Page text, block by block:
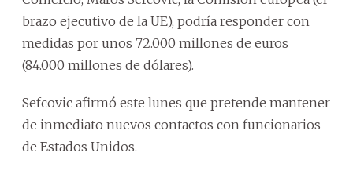
brazo ejecutivo de la UE), podría responder con
medidas por unos 72.000 millones de euros
(84.000 millones de dólares).
Sefcovic afirmó este lunes que pretende mantener
de inmediato nuevos contactos con funcionarios
de Estados Unidos.